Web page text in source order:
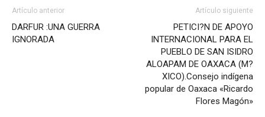
Artículo anterior
DARFUR :UNA GUERRA
IGNORADA
Artículo siguiente
PETICI?N DE APOYO
INTERNACIONAL PARA EL
PUEBLO DE SAN ISIDRO
ALOAPAM DE OAXACA (M?
XICO).Consejo indígena
popular de Oaxaca «Ricardo
Flores Magón»